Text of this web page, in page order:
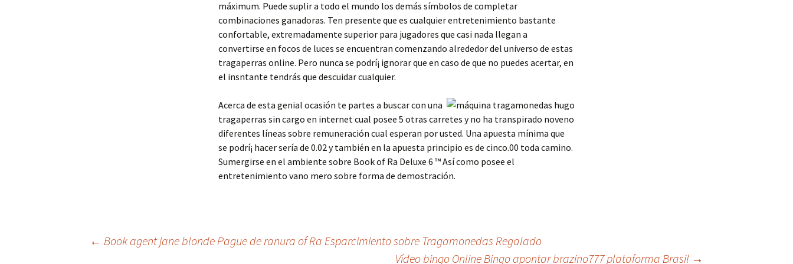
máximum. Puede suplir a todo el mundo los demás símbolos de completar
combinaciones ganadoras. Ten presente que es cualquier entretenimiento bastante
confortable, extremadamente superior para jugadores que casi nada llegan a
convertirse en focos de luces se encuentran comenzando alrededor del universo de estas
tragaperras online. Pero nunca se podrí¡ ignorar que en caso de que no puedes acertar, en
el insntante tendrás que descuidar cualquier.
Acerca de esta genial ocasión te partes a buscar con una
tragaperras sin cargo en internet cual posee 5 otras carretes y no ha transpirado noveno
diferentes líneas sobre remuneración cual esperan por usted. Una apuesta mínima que
se podrí¡ hacer serí­a de 0.02 y también en la apuesta principio es de cinco.00 toda camino.
Sumergirse en el ambiente sobre Book of Ra Deluxe 6 ™ Así­ como posee el
entretenimiento vano mero sobre forma de demostración.
← Book agent jane blonde Pague de ranura of Ra Esparcimiento sobre Tragamonedas Regalado
Vídeo bingo Online Bingo apontar brazino777 plataforma Brasil →